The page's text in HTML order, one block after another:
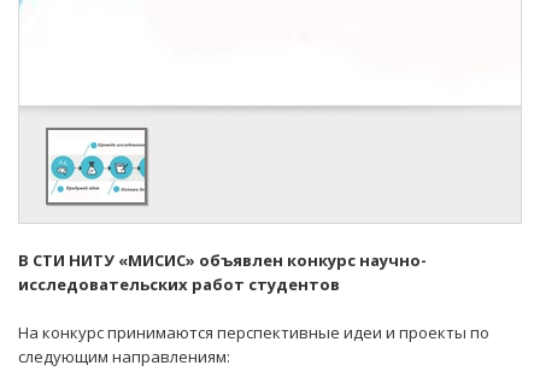
В СТИ НИТУ «МИСИС» объявлен конкурс научно-
исследовательских работ студентов
На конкурс принимаются перспективные идеи и проекты по
следующим направлениям: